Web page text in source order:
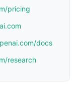
pricing
docs
research